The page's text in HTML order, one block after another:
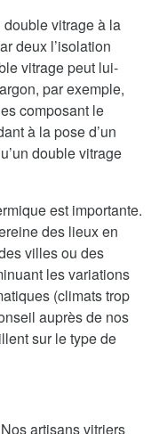
double vitrage à la
deux l’isolation
vitrage peut lui-
par exemple,
composant le
à la pose d’un
double vitrage
est importante.
des lieux en
villes ou des
les variations
(climats trop
auprès de nos
sur le type de
artisans vitriers